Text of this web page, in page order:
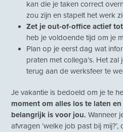
kan die je taken correct
zou zijn en stapelt het werk
Zet je out-of-office actief
heb je voldoende tijd om je
Plan op je eerst dag wat
praten met collega’s. Het
terug aan de werksfeer te
Je vakantie is bedoeld om je te
moment om alles los te laten
belangrijk is voor jou. Wanneer
afvragen ‘welke job past bij